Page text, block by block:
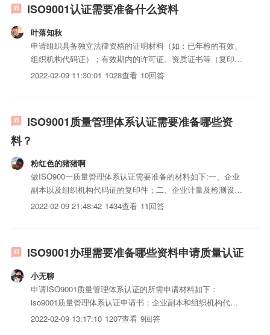
ISO9001认证需要准备什么资料
叶落知秋
申请组织具备独立法律资格的证明材料（如：已年检的有效、
组织机构代码证）；有效期内的许可证、资质证书等（复印
件）；生产工艺流程图/工作过程简图或工作原理图；申请认
2022-02-09 11:30:01 1028查看 10回答
ISO9001质量管理体系认证需要准备哪些资
料？
粉红色的猪猪啊
做ISO900一质量管理体系认证需要准备的材料如下:一、企业
副本以及组织机构代码证的复印件；二、企业计量及检测设备
的检定报告；三、特殊岗位的上岗证书；四、包含质量手册及
2022-02-09 21:48:42 1434查看 11回答
ISO9001办理需要准备哪些资料申请质量认证
小无聊
申请ISO9001质量管理体系认证的所需申请材料如下：
iso9001质量管理体系认证申请书；企业副本和组织机构代码
证的复印件；质量手册及程序iso三体系认证；企业iso三体系
2022-02-09 13:17:10 1207查看 9回答